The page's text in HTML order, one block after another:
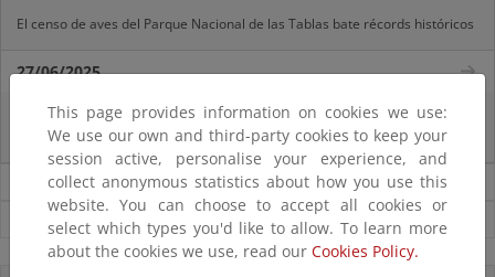
El censo de aves del Parque Nacional de las Tablas bate récords históricos
27/06/2025
La reunión ministerial de OSPAR refuerza la acción conjunta para proteger
el Atlántico Nordeste
Noticias sobre Biodiversidad
Ver todas las noticias
This page provides information on cookies we use:
We use our own and third-party cookies to keep your
session active, personalise your experience, and
collect anonymous statistics about how you use this
website. You can choose to accept all cookies or
select which types you'd like to allow. To learn more
about the cookies we use, read our Cookies Policy.